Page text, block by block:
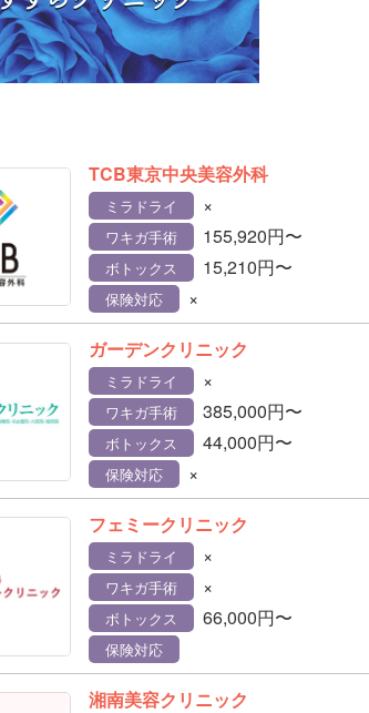
TCB東京中央美容外科
ミラドライ ×
ワキガ手術 155,920円〜
ボトックス 15,210円〜
保険対応
×
ガーデンクリニック
ミラドライ ×
ワキガ手術 385,000円〜
ボトックス 44,000円〜
保険対応
×
フェミークリニック
ミラドライ ×
ワキガ手術 ×
ボトックス 66,000円〜
保険対応
湘南美容クリニック